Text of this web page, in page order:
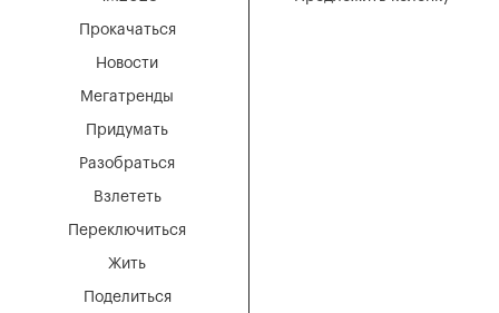
Мегатренды
Придумать
Разобраться
Взлететь
Новости
Переключиться
Жить
Поделиться
Прокачаться